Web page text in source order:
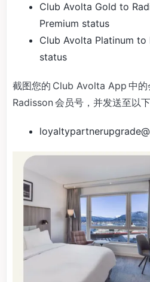
Club Avolta Gold to
Premium status
Club Avolta Platinum to
status
截图您的 Club Avolta App 中
Radisson 会员号，并发送至以下